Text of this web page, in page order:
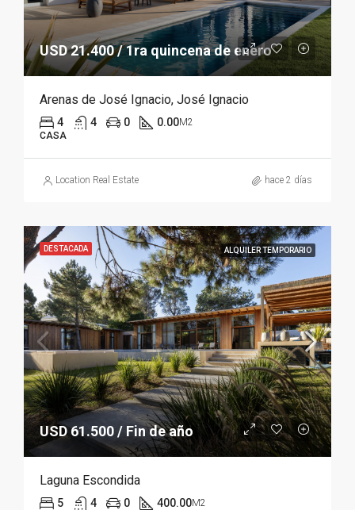
USD 21.400 / 1ra quincena de enero
Arenas de José Ignacio, José Ignacio
4 4 0 0.00M2
CASA
Location Real Estate hace 2 días
DESTACADA ALQUILER TEMPORARIO
USD 61.500 / Fin de año
Laguna Escondida
5 4 0 400.00M2